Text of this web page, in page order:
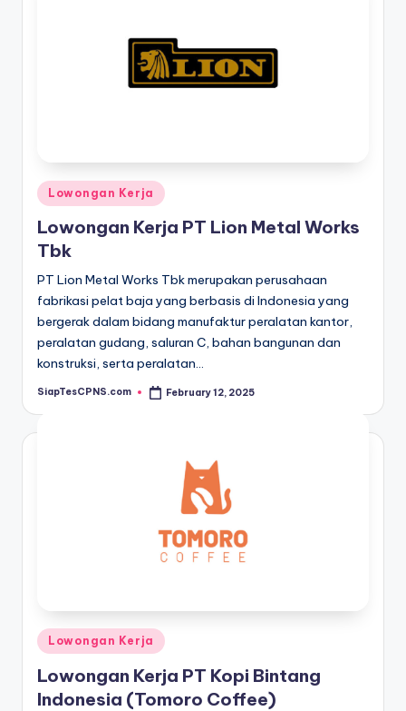
Posted
in
Lowongan Kerja
Lowongan Kerja PT Lion Metal Works
Tbk
PT Lion Metal Works Tbk merupakan perusahaan
fabrikasi pelat baja yang berbasis di Indonesia yang
bergerak dalam bidang manufaktur peralatan kantor,
peralatan gudang, saluran C, bahan bangunan dan
konstruksi, serta peralatan…
Posted
SiapTesCPNS.com February 12, 2025
Posted
in
Lowongan Kerja
Lowongan Kerja PT Kopi Bintang
Indonesia (Tomoro Coffee)